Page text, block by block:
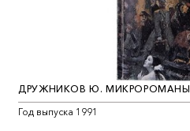
ДРУЖНИКОВ Ю. МИКРОРОМАНЫ
Год выпуска 1991